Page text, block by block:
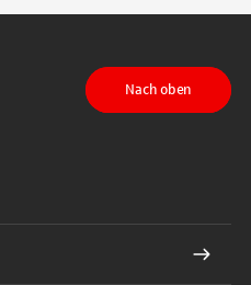
TikTokauf LinkedIn
Nach oben